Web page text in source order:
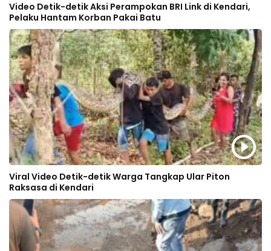
Video Detik-detik Aksi Perampokan BRI Link di Kendari,
Pelaku Hantam Korban Pakai Batu
Viral Video Detik-detik Warga Tangkap Ular Piton
Raksasa di Kendari